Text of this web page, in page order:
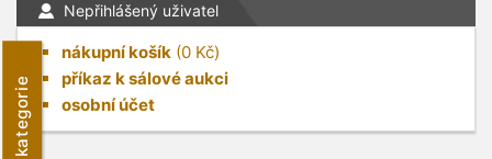
kategorie
Nepřihlášený uživatel
nákupní košík (0 Kč)
příkaz k sálové aukci
osobní účet